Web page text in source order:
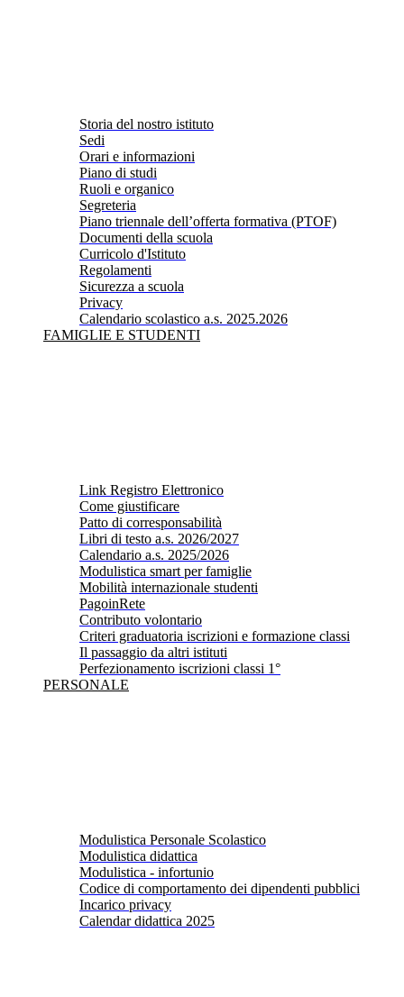
Storia del nostro istituto
Sedi
Orari e informazioni
Piano di studi
Ruoli e organico
Segreteria
Piano triennale dell’offerta formativa (PTOF)
Documenti della scuola
Curricolo d'Istituto
Regolamenti
Sicurezza a scuola
Privacy
Calendario scolastico a.s. 2025.2026
FAMIGLIE E STUDENTI
Link Registro Elettronico
Come giustificare
Patto di corresponsabilità
Libri di testo a.s. 2026/2027
Calendario a.s. 2025/2026
Modulistica smart per famiglie
Mobilità internazionale studenti
PagoinRete
Contributo volontario
Criteri graduatoria iscrizioni e formazione classi
Il passaggio da altri istituti
Perfezionamento iscrizioni classi 1°
PERSONALE
Modulistica Personale Scolastico
Modulistica didattica
Modulistica - infortunio
Codice di comportamento dei dipendenti pubblici
Incarico privacy
Calendar didattica 2025